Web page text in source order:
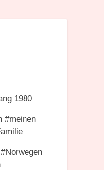
1980
#meinen